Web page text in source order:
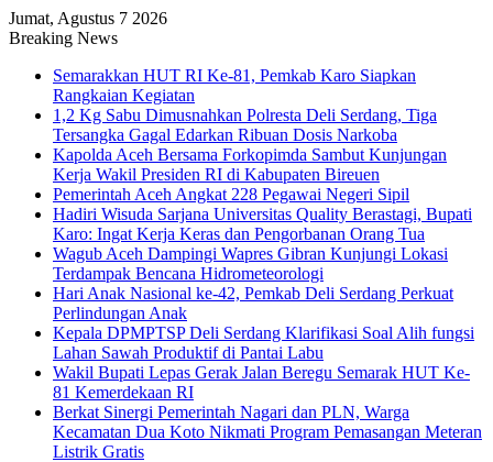
Jumat, Agustus 7 2026
Breaking News
Semarakkan HUT RI Ke-81, Pemkab Karo Siapkan
Rangkaian Kegiatan
1,2 Kg Sabu Dimusnahkan Polresta Deli Serdang, Tiga
Tersangka Gagal Edarkan Ribuan Dosis Narkoba
Kapolda Aceh Bersama Forkopimda Sambut Kunjungan
Kerja Wakil Presiden RI di Kabupaten Bireuen
Pemerintah Aceh Angkat 228 Pegawai Negeri Sipil
Hadiri Wisuda Sarjana Universitas Quality Berastagi, Bupati
Karo: Ingat Kerja Keras dan Pengorbanan Orang Tua
Wagub Aceh Dampingi Wapres Gibran Kunjungi Lokasi
Terdampak Bencana Hidrometeorologi
Hari Anak Nasional ke-42, Pemkab Deli Serdang Perkuat
Perlindungan Anak
Kepala DPMPTSP Deli Serdang Klarifikasi Soal Alih fungsi
Lahan Sawah Produktif di Pantai Labu
Wakil Bupati Lepas Gerak Jalan Beregu Semarak HUT Ke-
81 Kemerdekaan RI
Berkat Sinergi Pemerintah Nagari dan PLN, Warga
Kecamatan Dua Koto Nikmati Program Pemasangan Meteran
Listrik Gratis